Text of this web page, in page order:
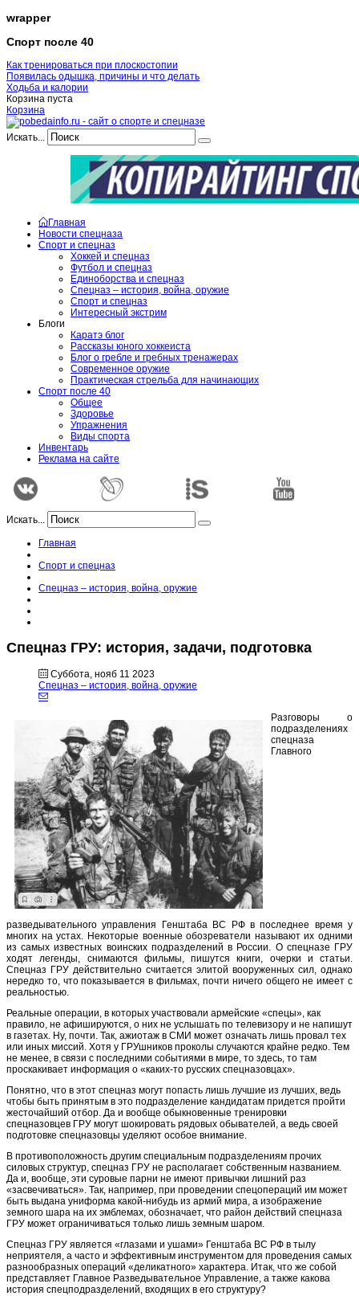
wrapper
Спорт после 40
Как тренироваться при плоскостопии
Появилась одышка, причины и что делать
Ходьба и калории
Корзина пуста
Корзина
Искать...
Главная
Новости спецназа
Спорт и спецназ
Хоккей и спецназ
Футбол и спецназ
Единоборства и спецназ
Спецназ – история, война, оружие
Спорт и спецназ
Интересный экстрим
Блоги
Каратэ блог
Рассказы юного хоккеиста
Блог о гребле и гребных тренажерах
Современное оружие
Практическая стрельба для начинающих
Спорт после 40
Общее
Здоровье
Упражнения
Виды спорта
Инвентарь
Реклама на сайте
Искать...
Главная
Спорт и спецназ
Спецназ – история, война, оружие
Спецназ ГРУ: история, задачи, подготовка
Суббота, нояб 11 2023
Спецназ – история, война, оружие
Разговоры о
подразделениях
спецназа
Главного
разведывательного управления Генштаба ВС РФ в последнее время у
многих на устах. Некоторые военные обозреватели называют их одними
из самых известных воинских подразделений в России. О спецназе ГРУ
ходят легенды, снимаются фильмы, пишутся книги, очерки и статьи.
Спецназ ГРУ действительно считается элитой вооруженных сил, однако
нередко то, что показывается в фильмах, почти ничего общего не имеет с
реальностью.
Реальные операции, в которых участвовали армейские «спецы», как
правило, не афишируются, о них не услышать по телевизору и не напишут
в газетах. Ну, почти. Так, ажиотаж в СМИ может означать лишь провал тех
или иных миссий. Хотя у ГРУшников проколы случаются крайне редко. Тем
не менее, в связи с последними событиями в мире, то здесь, то там
проскакивает информация о «каких-то русских спецназовцах».
Понятно, что в этот спецназ могут попасть лишь лучшие из лучших, ведь
чтобы быть принятым в это подразделение кандидатам придется пройти
жесточайший отбор. Да и вообще обыкновенные тренировки
спецназовцев ГРУ могут шокировать рядовых обывателей, а ведь своей
подготовке спецназовцы уделяют особое внимание.
В противоположность другим специальным подразделениям прочих
силовых структур, спецназ ГРУ не располагает собственным названием.
Да и, вообще, эти суровые парни не имеют привычки лишний раз
«засвечиваться». Так, например, при проведении спецопераций им может
быть выдана униформа какой-нибудь из армий мира, а изображение
земного шара на их эмблемах, обозначает, что район действий спецназа
ГРУ может ограничиваться только лишь земным шаром.
Спецназ ГРУ является «глазами и ушами» Генштаба ВС РФ в тылу
неприятеля, а часто и эффективным инструментом для проведения самых
разнообразных операций «деликатного» характера. Итак, что же собой
представляет Главное Разведывательное Управление, а также какова
история спецподразделений, входящих в его структуру?